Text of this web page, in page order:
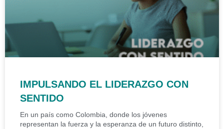
IMPULSANDO EL LIDERAZGO CON
SENTIDO
En un país como Colombia, donde los jóvenes
representan la fuerza y la esperanza de un futuro distinto,